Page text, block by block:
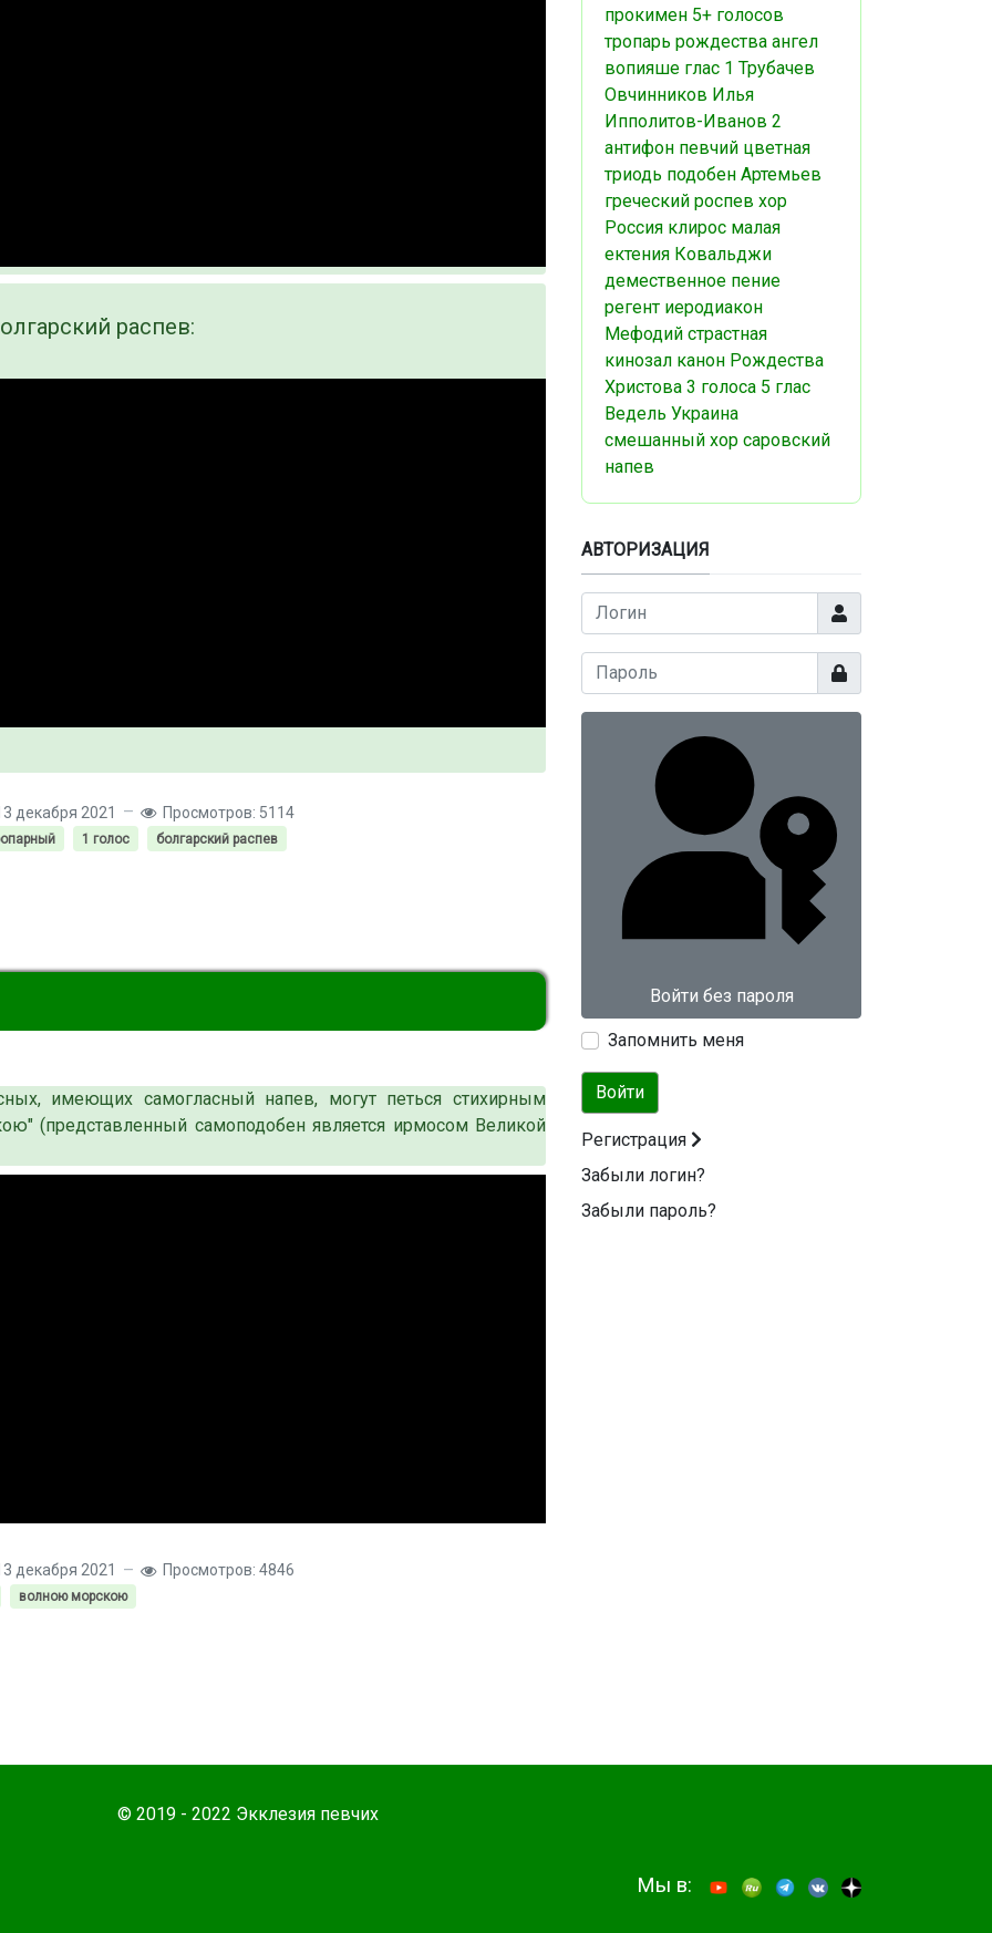
распев:
декабря 2021 Просмотров: 5114
1 голос болгарский распев
имеющих самогласный напев, могут петься стихирным
(представленный самоподобен является ирмосом Великой
декабря 2021 Просмотров: 4846
волною морскою
прокимен 5+ голосов
тропарь рождества ангел
вопияше глас 1 Трубачев
Овчинников Илья
Ипполитов-Иванов 2
антифон певчий цветная
триодь подобен Артемьев
греческий роспев хор
Россия клирос малая
ектения Ковальджи
демественное пение
регент иеродиакон
Мефодий страстная
кинозал канон Рождества
Христова 3 голоса 5 глас
Ведель Украина
смешанный хор саровский
напев
АВТОРИЗАЦИЯ
Логин
Показать
Войти без пароля
Запомнить меня
Войти
Регистрация
Забыли логин?
Забыли пароль?
© 2019 - 2022 Экклезия певчих
Мы в: